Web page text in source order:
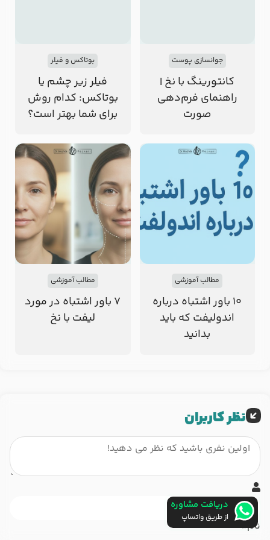
جوانسازی پوست
کانتورینگ با نخ |
راهنمای فرم‌دهی
صورت
بوتاکس و فیلر
فیلر زیر چشم یا
بوتاکس: کدام روش
برای شما بهتر است؟
مطالب آموزشی
۱۰ باور اشتباه درباره
اندولیفت که باید
بدانید
مطالب آموزشی
7 باور اشتباه در مورد
لیفت با نخ
نظر کاربران
نام*
دریافت مشاوره
از طریق واتساپ